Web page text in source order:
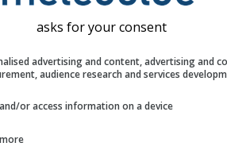
auch einige Regionen
saisonale Vorhersagen
bekanntesten Beispiele
asks for your consent
advertising and content, advertising and
audience research and services
or access information on a device